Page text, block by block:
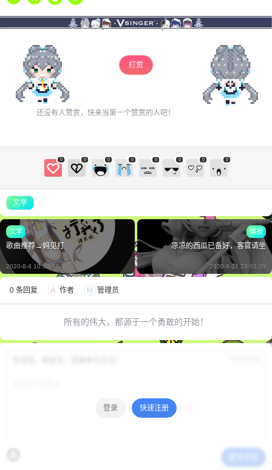
打赏
还没有人赞赏，快来当第一个赞赏的人吧！
0 0 0 0 0 0 0 0
文学
文学
歌曲推荐→妈见打
2020-8-4 10:37:04
情报
凉凉的西瓜已备好，客官请坐
2020-8-21 23:01:29
0 条回复 A 作者 M 管理员
所有的伟大，都源于一个勇敢的开始！
登录 快速注册